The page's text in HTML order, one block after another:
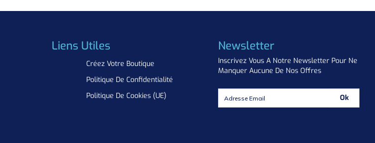
Liens Utiles
Créez Votre Boutique
Politique De Confidentialité
Politique De Cookies (UE)
Newsletter
Inscrivez Vous A Notre Newsletter Pour Ne
Manquer Aucune De Nos Offres
Ok